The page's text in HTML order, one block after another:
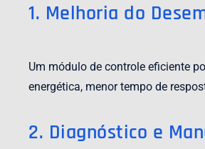
1. Melhoria do
Um módulo de controle eficiente
energética, menor tempo de
2. Diagnóstico e